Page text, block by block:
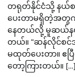
တရုတ်နိုင်ငံသို့ နယ်စ
ပေးတာမရှိတဲ့အတွ
နေတယ်လို့ မူဆယ်န
တယ်။ “ဆန်လိုင်စ
မထုတ်ပေးတာ။ ဧ
တော့ကြားတယ်။ […]